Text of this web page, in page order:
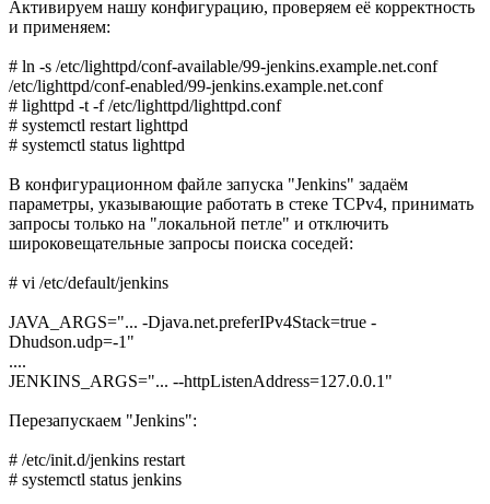
Активируем нашу конфигурацию, проверяем её корректность
и применяем:
# ln -s /etc/lighttpd/conf-available/99-jenkins.example.net.conf
/etc/lighttpd/conf-enabled/99-jenkins.example.net.conf
# lighttpd -t -f /etc/lighttpd/lighttpd.conf
# systemctl restart lighttpd
# systemctl status lighttpd
В конфигурационном файле запуска "Jenkins" задаём
параметры, указывающие работать в стеке TCPv4, принимать
запросы только на "локальной петле" и отключить
широковещательные запросы поиска соседей:
# vi /etc/default/jenkins
JAVA_ARGS="... -Djava.net.preferIPv4Stack=true -
Dhudson.udp=-1"
....
JENKINS_ARGS="... --httpListenAddress=127.0.0.1"
Перезапускаем "Jenkins":
# /etc/init.d/jenkins restart
# systemctl status jenkins